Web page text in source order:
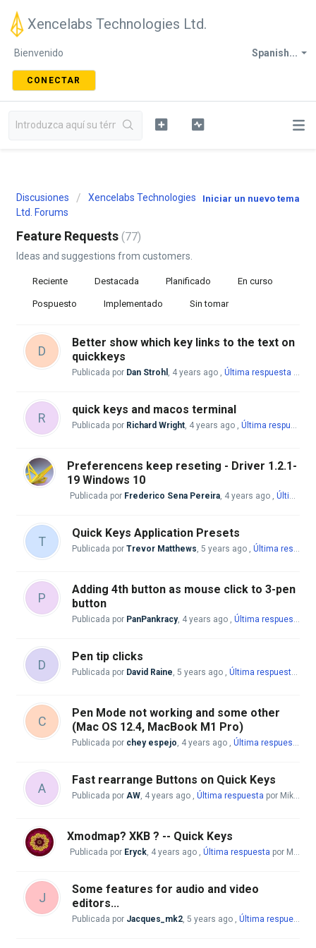
Xencelabs Technologies Ltd.
Spanish...
Bienvenido
CONECTAR
Iniciar un nuevo tema
Discusiones
Xencelabs Technologies
Ltd. Forums
Feature Requests 77
Ideas and suggestions from customers.
Reciente Destacada Planificado En curso
Pospuesto Implementado Sin tomar
D
Better show which key links to the text on
quickkeys
Publicada por Dan Strohl , 4 years ago , Última respuesta
R
quick keys and macos terminal
Publicada por Richard Wright, 4 years ago , Última respuesta
Preferencens keep reseting - Driver 1.2.1-
19 Windows 10
Publicada por Frederico Sena Pereira, 4 years ago , Última respuesta
T
Quick Keys Application Presets
Publicada por Trevor Matthews, 5 years ago , Última respuesta
P
Adding 4th button as mouse click to 3-pen
button
Publicada por PanPankracy, 4 years ago , Última respuesta
D
Pen tip clicks
Publicada por David Raine, 5 years ago , Última respuesta por
C
Pen Mode not working and some other
(Mac OS 12.4, MacBook M1 Pro)
Publicada por chey espejo, 4 years ago , Última respuesta
A
Fast rearrange Buttons on Quick Keys
Publicada por AW, 4 years ago , Última respuesta por Mike McBride
Xmodmap? XKB ? -- Quick Keys
Publicada por Eryck, 4 years ago , Última respuesta por Mike McBride
J
Some features for audio and video
editors...
Publicada por Jacques_mk2, 5 years ago , Última respuesta